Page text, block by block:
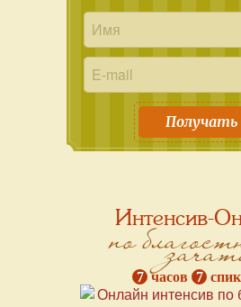
Получать
Интенсив-
по
7 часов 7